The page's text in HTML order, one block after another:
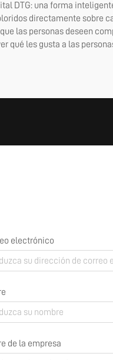
DTG: una forma
directamente sobre
las personas deseen
qué les gusta a las
electrónico
de la empresa